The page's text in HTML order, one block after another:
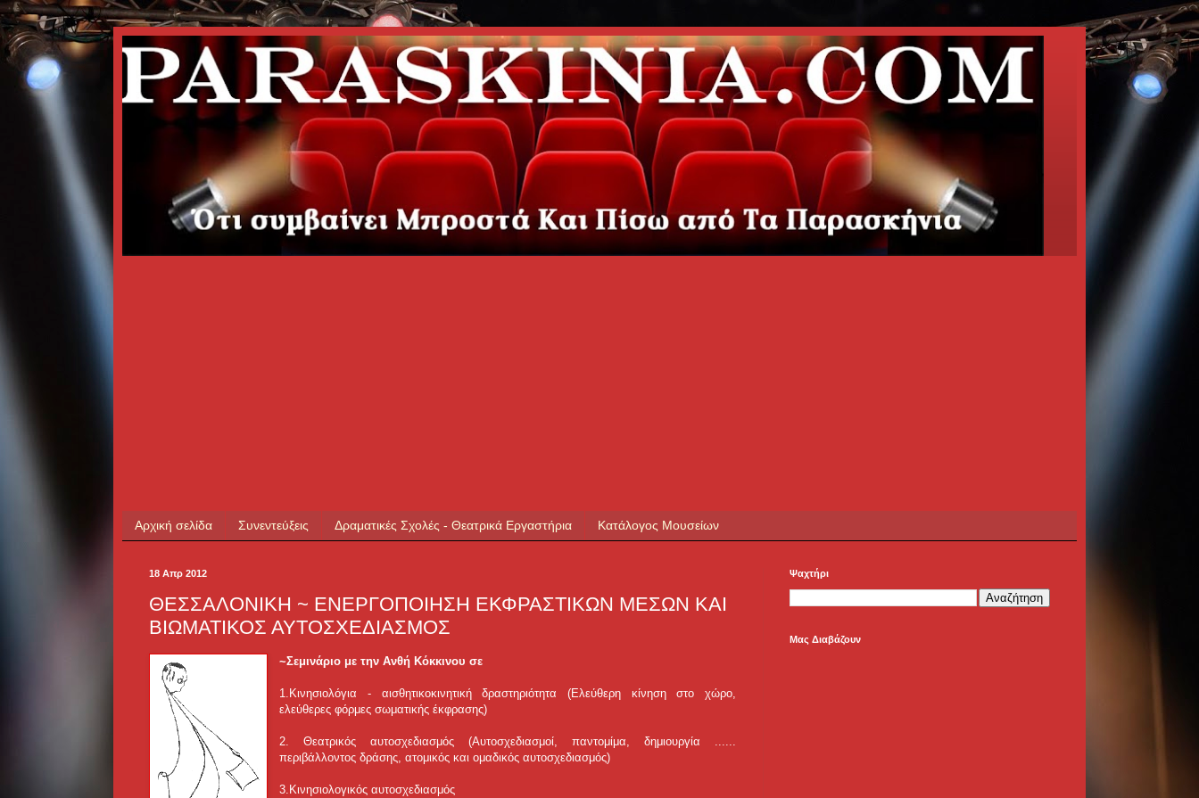
Αρχική σελίδα Συνεντεύξεις Δραματικές Σχολές - Θεατρικά Εργαστήρια Κατάλογος Μουσείων
18 Απρ 2012
ΘΕΣΣΑΛΟΝΙΚΗ ~ ΕΝΕΡΓΟΠΟΙΗΣΗ ΕΚΦΡΑΣΤΙΚΩΝ ΜΕΣΩΝ ΚΑΙ
ΒΙΩΜΑΤΙΚΟΣ ΑΥΤΟΣΧΕΔΙΑΣΜΟΣ
~Σεμινάριο με την Ανθή Κόκκινου σε
1.Κινησιολόγια - αισθητικοκινητική δραστηριότητα (Ελεύθερη κίνηση στο χώρο,
ελεύθερες φόρμες σωματικής έκφρασης)
2. Θεατρικός αυτοσχεδιασμός (Αυτοσχεδιασμοί, παντομίμα, δημιουργία ......
περιβάλλοντος δράσης, ατομικός και ομαδικός αυτοσχεδιασμός)
3.Κινησιολογικός αυτοσχεδιασμός
Ψαχτήρι
Μας Διαβάζουν